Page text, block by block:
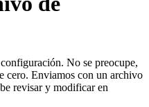
No se preocupe,
cero. Enviamos con un archivo
revisar y modificar en